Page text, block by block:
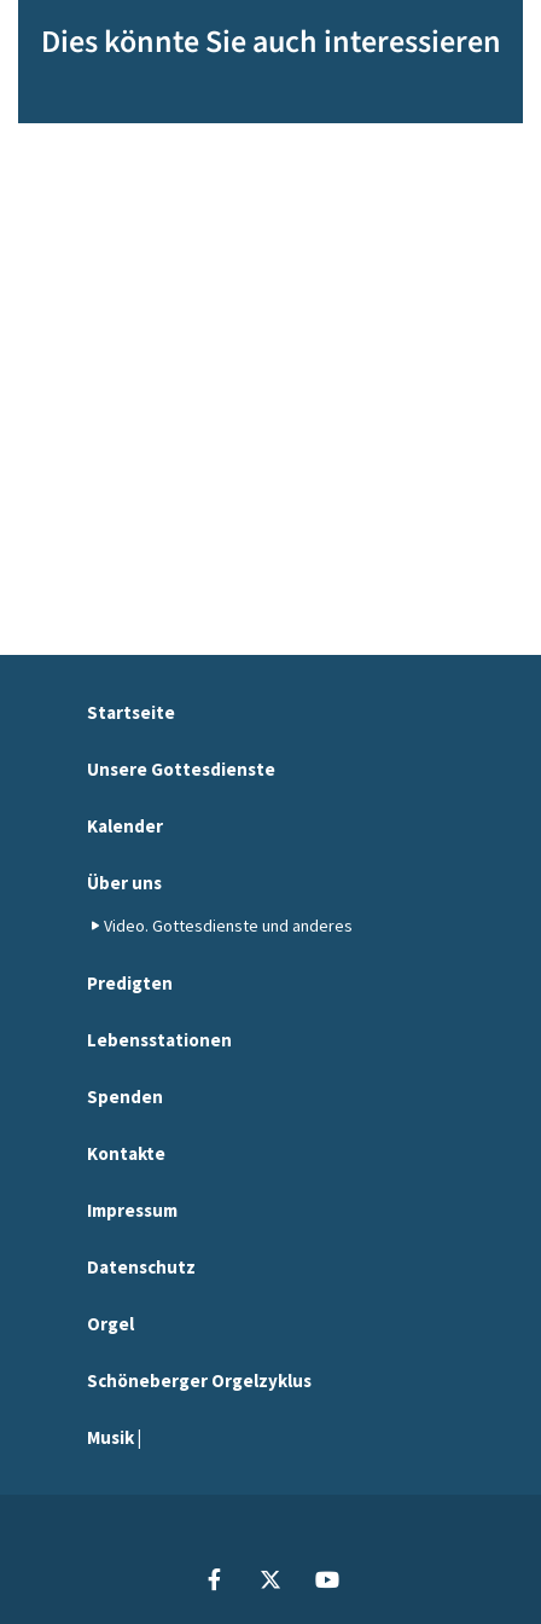
Dies könnte Sie auch interessieren
Startseite
Unsere Gottesdienste
Kalender
Über uns
Video. Gottesdienste und anderes
Predigten
Lebensstationen
Spenden
Kontakte
Impressum
Datenschutz
Orgel
Schöneberger Orgelzyklus
Musik |